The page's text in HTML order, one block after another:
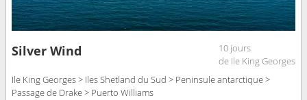
Silver Wind
10 jours
de Ile King Georges
Ile King Georges > Iles Shetland du Sud > Peninsule antarctique >
Passage de Drake > Puerto Williams